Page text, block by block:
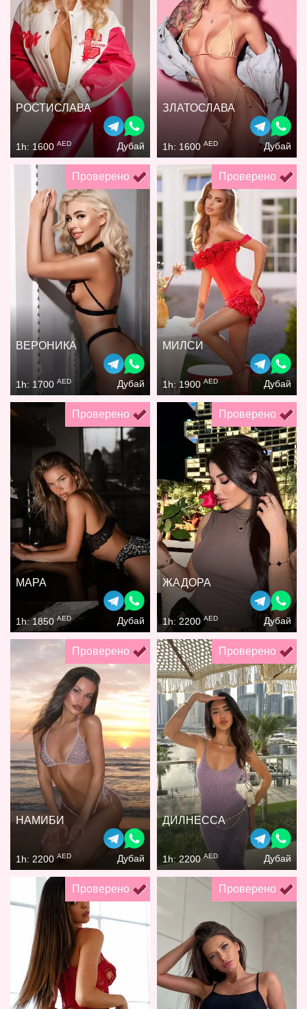
РОСТИСЛАВА
1h: 1600 AED Дубай
ЗЛАТОСЛАВА
1h: 1600 AED Дубай
Проверено
ВЕРОНИКА
1h: 1700 AED Дубай
Проверено
МИЛСИ
1h: 1900AED Дубай
Проверено
МАРА
1h: 1850 AED Дубай
Проверено
ЖАДОРА
1h: 2200 AED Дубай
Проверено
НАМИБИ
1h: 2200 AED Дубай
Проверено
ДИЛНЕССА
1h: 2200AED Дубай
Проверено Проверено